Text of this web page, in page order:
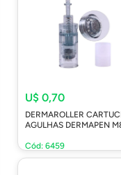
U$ 0,70
DERMAROLLER
AGULHAS DERMAPEN
Cód: 6459